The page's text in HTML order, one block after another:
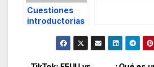
Cuestiones
introductorias
Cibersegurida